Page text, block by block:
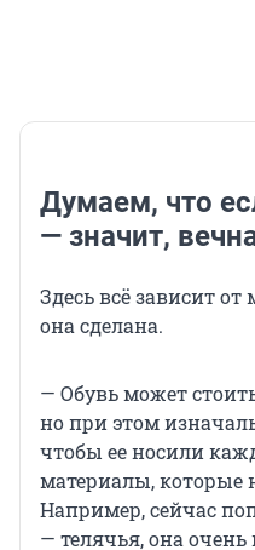
Думаем, что
— значит,
Здесь всё зависит от
она сделана.
— Обувь может
но при этом
чтобы ее носили
материалы, которые
Например, сейчас
— телячья, она